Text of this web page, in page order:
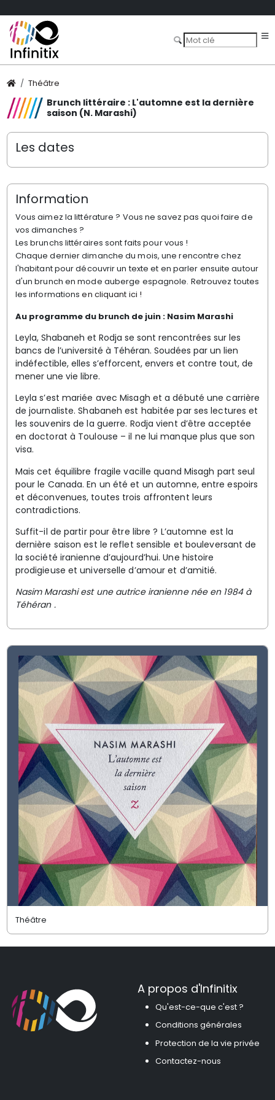
Théâtre
Brunch littéraire : L'automne est la dernière
saison (N. Marashi)
Les dates
Information
Vous aimez la littérature ? Vous ne savez pas quoi faire de
vos dimanches ?
Les brunchs littéraires sont faits pour vous !
Chaque dernier dimanche du mois, une rencontre chez
l'habitant pour découvrir un texte et en parler ensuite autour
d'un brunch en mode auberge espagnole. Retrouvez toutes
les informationsen cliquant ici !
Au programme du brunch de juin : Nasim Marashi
Leyla, Shabaneh et Rodja se sont rencontrées sur les
bancs de l’université à Téhéran. Soudées par un lien
indéfectible, elles s’efforcent, envers et contre tout, de
mener une vie libre.
Leyla s’est mariée avec Misagh et a débuté une carrière
de journaliste. Shabaneh est habitée par ses lectures et
les souvenirs de la guerre. Rodja vient d’être acceptée
en doctorat à Toulouse – il ne lui manque plus que son
visa.
Mais cet équilibre fragile vacille quand Misagh part seul
pour le Canada. En un été et un automne, entre espoirs
et déconvenues, toutes trois affrontent leurs
contradictions.
Suffit-il de partir pour être libre ? L’automne est la
dernière saison est le reflet sensible et bouleversant de
la société iranienne d’aujourd’hui. Une histoire
prodigieuse et universelle d’amour et d’amitié.
Nasim Marashi est une autrice iranienne née en 1984 à
Téhéran .
Théâtre
A propos d'Infinitix
Qu'est-ce-que c'est ?
Conditions générales
Protection de la vie privée
Contactez-nous